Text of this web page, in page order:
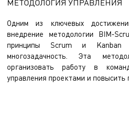
МЕТОДОЛОГИЯ УПРАВЛЕНИЯ
Одним из ключевых
внедрение методологии BIM-
принципы Scrum и Kanban
многозадачность. Эта
организовать работу в
управления проектами и повысить